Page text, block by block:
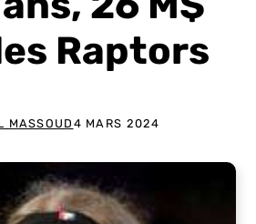
Raptors
MASSOUD4 MARS 2024